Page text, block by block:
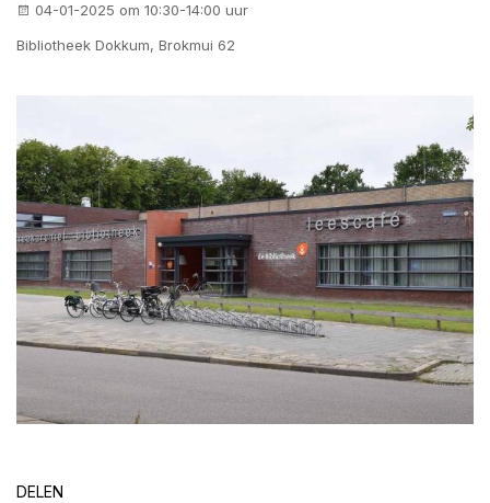
04-01-2025 om 10:30-14:00 uur
Bibliotheek Dokkum, Brokmui 62
DELEN